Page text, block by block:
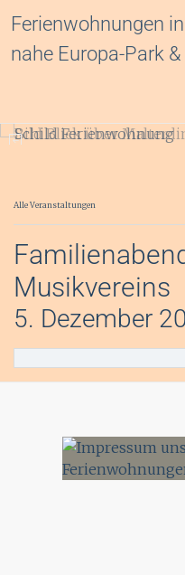
springen
Ferienwohnungen
nahe Europa-Park
Alle Veranstaltungen
Musikvereins
5. Dezember